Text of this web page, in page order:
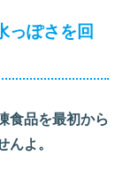
っぽさを回
食品を最初から
んよ。